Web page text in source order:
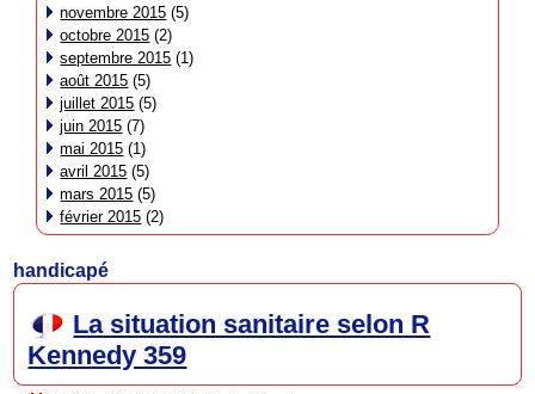
novembre 2015 (5)
octobre 2015 (2)
septembre 2015 (1)
août 2015 (5)
juillet 2015 (5)
juin 2015 (7)
mai 2015 (1)
avril 2015 (5)
mars 2015 (5)
février 2015 (2)
handicapé
La situation sanitaire selon R
Kennedy 359